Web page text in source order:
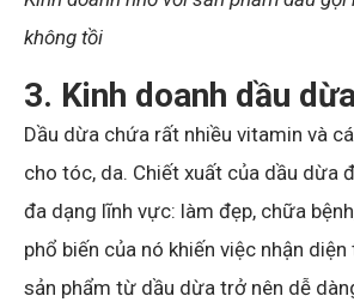
không tồi
3. Kinh doanh dầu
Dầu dừa chứa rất nhiều vitamin và
cho tóc, da. Chiết xuất của dầu dừa
đa dạng lĩnh vực: làm đẹp, chữa
phổ biến của nó khiến việc nhận
sản phẩm từ dầu dừa trở nên dễ